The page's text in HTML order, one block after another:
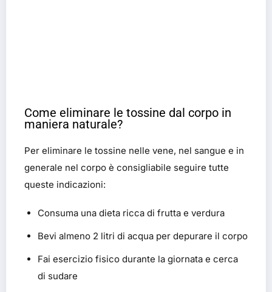
Come eliminare le tossine dal corpo in
maniera naturale?
Per eliminare le tossine nelle vene, nel sangue e in
generale nel corpo è consigliabile seguire tutte
queste indicazioni:
Consuma una dieta ricca di frutta e verdura
Bevi almeno 2 litri di acqua per depurare il corpo
Fai esercizio fisico durante la giornata e cerca
di sudare